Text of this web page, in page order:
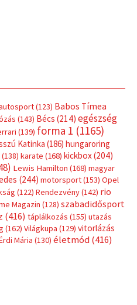
(123) Babos Tímea
(143) Bécs (214) egészség
(139) forma 1 (1165)
Katinka (186) hungaroring
(138) karate (168) kickbox(204)
Lewis Hamilton (168) magyar
(244) motorsport(153) Opel
(122) Rendezvény(142) rio
Magazin (128) szabadidősport
(416) táplálkozás (155) utazás
(162) Világkupa (129) vitorlázás
Mária (130) életmód(416)